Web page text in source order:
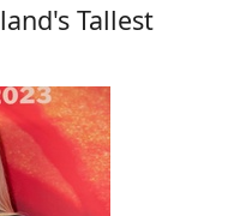
Tallest